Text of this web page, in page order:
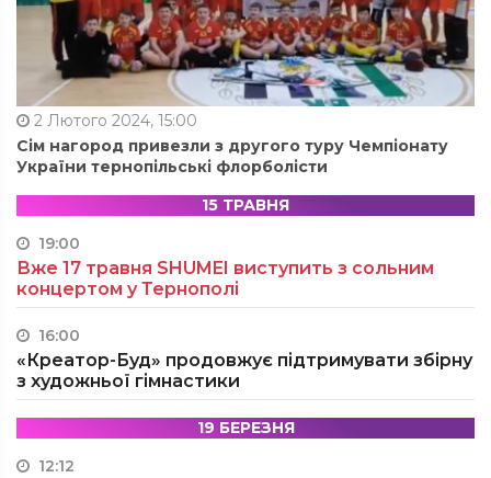
2 Лютого 2024, 15:00
Сім нагород привезли з другого туру Чемпіонату
України тернопільські флорболісти
15 ТРАВНЯ
19:00
Вже 17 травня SHUMEI виступить з сольним
концертом у Тернополі
16:00
«Креатор-Буд» продовжує підтримувати збірну
з художньої гімнастики
19 БЕРЕЗНЯ
12:12